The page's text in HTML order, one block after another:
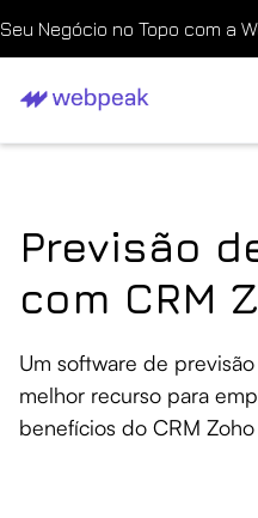
Seu Negócio no Topo com a
Previsão
com CRM
Um software de
melhor recurso para
benefícios do CRM